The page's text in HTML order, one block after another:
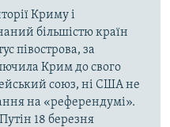
Криму і
більшістю країн
півострова, за
Крим до свого
союз, ні США не
на «референдумі».
18 березня